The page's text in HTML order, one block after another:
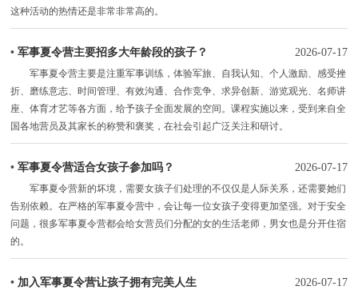
这种活动的热情还是非常非常高的。
•军事夏令营主要招多大年龄段的孩子？ 2026-07-17
军事夏令营主要是注重军事训练，体验军旅、自我认知、个人激励、感受挫
折、磨练意志、时间管理、有效沟通、合作竞争、求异创新、游览观光、名师讲
座、体育才艺等各方面，给予孩子全面发展的空间。课程实施以来，受到来自全
国各地营员及其家长的称赞和褒奖，在社会引起广泛关注和研讨。
•军事夏令营适合女孩子参加吗？ 2026-07-17
军事夏令营新的坏境，需要女孩子们处理的不仅仅是人际关系，还需要她们
告别依赖。在严格的军事夏令营中，会让每一位女孩子变得更加坚强。对于安全
问题，很多军事夏令营都会给女营员们分配的女的生活老师，男女也是分开住宿
的。
• 加入军事夏令营让孩子拥有完美人生 2026-07-17